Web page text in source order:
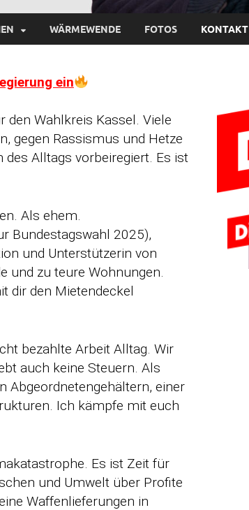
WÄRMEWENDE FOTOS KONTAKT
ein
den Wahlkreis Kassel. Viele
gegen Rassismus und Hetze
des Alltags vorbeiregiert. Es ist
Als ehem.
Bundestagswahl 2025),
und Unterstützerin von
und zu teure Wohnungen.
dir den Mietendeckel
bezahlte Arbeit Alltag. Wir
auch keine Steuern. Als
Abgeordnetengehältern, einer
Ich kämpfe mit euch
Es ist Zeit für
und Umwelt über Profite
Waffenlieferungen in